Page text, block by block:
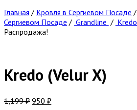
Главная / Кровля в Сергиевом Посаде /
Сергиевом Посаде / Grandline / Kredo
Распродажа!
Kredo (Velur X)
1,199₽ 950 ₽